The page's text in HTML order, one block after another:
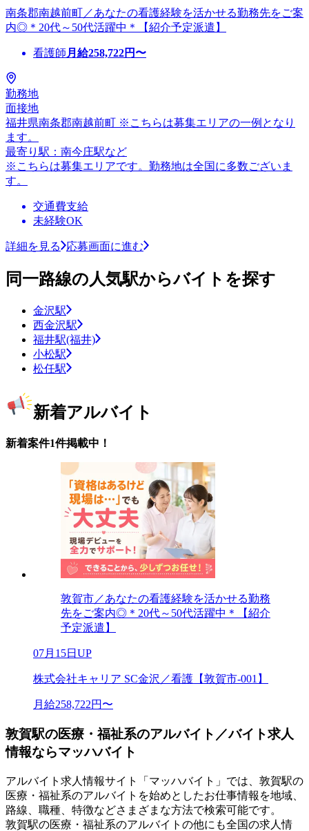
南条郡南越前町／あなたの看護経験を活かせる勤務先をご案
内◎＊20代～50代活躍中＊【紹介予定派遣】
看護師 月給258,722円〜
勤務地
面接地
福井県南条郡南越前町 ※こちらは募集エリアの一例となり
ます。
最寄り駅：南今庄駅など
※こちらは募集エリアです。勤務地は全国に多数ございま
す。
交通費支給
未経験OK
詳細を見る 応募画面に進む
同一路線の人気駅からバイトを探す
金沢駅
西金沢駅
福井駅(福井)
小松駅
松任駅
新着アルバイト
新着案件1件掲載中！
敦賀市／あなたの看護経験を活かせる勤務
先をご案内◎＊20代～50代活躍中＊【紹介
予定派遣】
07月15日UP
株式会社キャリア SC金沢／看護【敦賀市-001】
月給258,722円〜
敦賀駅の医療・福祉系のアルバイト／バイト求人
情報ならマッハバイト
アルバイト求人情報サイト「マッハバイト」では、敦賀駅の
医療・福祉系のアルバイトを始めとしたお仕事情報を地域、
路線、職種、特徴などさまざまな方法で検索可能です。
敦賀駅の医療・福祉系のアルバイトの他にも全国の求人情